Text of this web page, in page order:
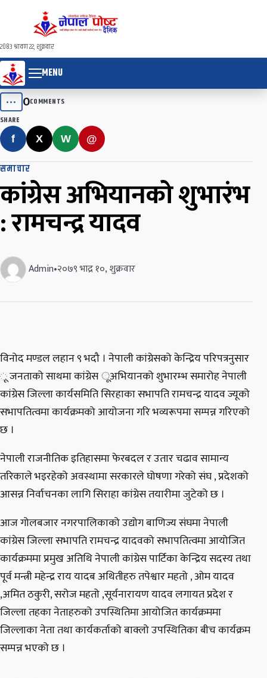
२०८३ श्रावण २२, शुक्रवार
MENU
••• 0COMMENTS
SHARE
f X W @
समाचार
कांग्रेस अभियानको शुभारंभ
: रामचन्द्र यादव
Admin•२०७९ भाद्र १०, शुक्रवार
विनोद मण्डल लहान ९ भदौ । नेपाली कांग्रेसको केन्द्रिय परिपत्रनुसार
ू जनताको साथमा कांग्रेस ूअभियानको शुभारम्भ समारोह नेपाली
कांग्रेस जिल्ला कार्यसमिति सिरहाका सभापति रामचन्द्र यादव ज्यूको
सभापतित्वमा कार्यक्रमको आयोजना गरि भव्यरूपमा सम्पन्न गरिएको
छ ।
नेपाली राजनीतिक इतिहासमा फेरबदल र उतार चढाव सामान्य
तरिकाले भइरहेको अवस्थामा सरकारले घोषणा गरेको संघ , प्रदेशको
आसन्न निर्वाचनका लागि सिराहा कांग्रेस तयारीमा जुटेको छ ।
आज गोलबजार नगरपालिकाको उद्योग बाणिज्य संघमा नेपाली
कांग्रेस जिल्ला सभापति रामचन्द्र यादवको सभापतित्वमा आयोजित
कार्यक्रममा प्रमुख अतिथि नेपाली कांग्रेस पार्टिका केन्द्रिय सदस्य तथा
पूर्व मन्त्री महेन्द्र राय यादब अथितीहरु तपेश्वार महतो , ओम यादव
,अमित ठकुरी, सरोज महतो ,सूर्यनारायण यादव लगायत प्रदेश र
जिल्ला तहका नेताहरुको उपस्थितिमा आयोजित कार्यक्रममा
जिल्लाका नेता तथा कार्यकर्ताको बाक्लो उपस्थितिका बीच कार्यक्रम
सम्पन्न भएको छ ।